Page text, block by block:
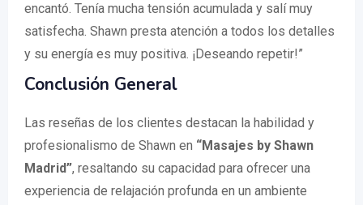
encantó. Tenía mucha tensión acumulada y salí muy
satisfecha. Shawn presta atención a todos los detalles
y su energía es muy positiva. ¡Deseando repetir!”
Conclusión General
Las reseñas de los clientes destacan la habilidad y
profesionalismo de Shawn en “Masajes by Shawn
Madrid”, resaltando su capacidad para ofrecer una
experiencia de relajación profunda en un ambiente